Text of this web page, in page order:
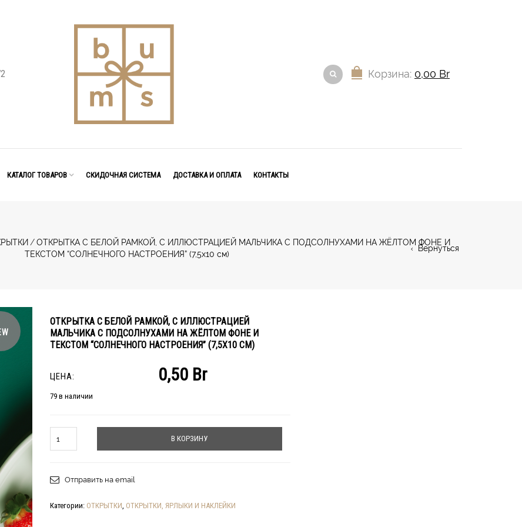
Корзина: 0,00 Br
КАТАЛОГ ТОВАРОВ СКИДОЧНАЯ СИСТЕМА ДОСТАВКА И ОПЛАТА КОНТАКТЫ
/ОТКРЫТКА С БЕЛОЙ РАМКОЙ, С ИЛЛЮСТРАЦИЕЙ МАЛЬЧИКА С ПОДСОЛНУХАМИ НА ЖЁЛТОМ ФОНЕ И
ТЕКСТОМ “СОЛНЕЧНОГО НАСТРОЕНИЯ” (7,5х10 см)
Вернуться
ОТКРЫТКА С БЕЛОЙ РАМКОЙ, С ИЛЛЮСТРАЦИЕЙ
МАЛЬЧИКА С ПОДСОЛНУХАМИ НА ЖЁЛТОМ ФОНЕ И
ТЕКСТОМ “СОЛНЕЧНОГО НАСТРОЕНИЯ” (7,5Х10 СМ)
ЦЕНА: 0,50 Br
79 в наличии
В КОРЗИНУ
Отправить на email
Категории: ОТКРЫТКИ, ОТКРЫТКИ, ЯРЛЫКИ И НАКЛЕЙКИ